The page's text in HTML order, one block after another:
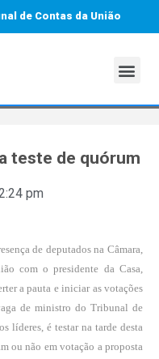
de Contas da União
teste de quórum
pm
de deputados na Câmara,
com o presidente da Casa,
a pauta e iniciar as votações
de ministro do Tribunal de
líderes, é testar na tarde desta
ou não em votação a proposta